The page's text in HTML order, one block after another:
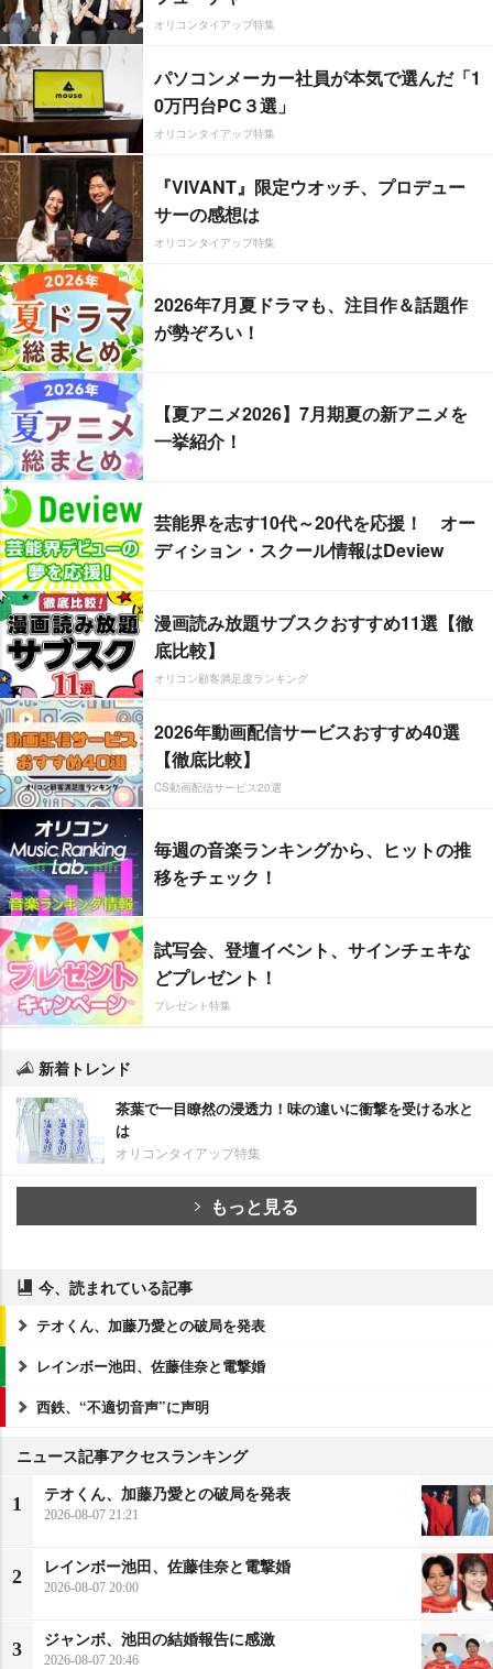
オリコンタイアップ特集
パソコンメーカー社員が本気で選んだ「1
0万円台PC３選」
オリコンタイアップ特集
『VIVANT』限定ウオッチ、プロデュー
サーの感想は
オリコンタイアップ特集
2026年7月夏ドラマも、注目作＆話題作
が勢ぞろい！
【夏アニメ2026】7月期夏の新アニメを
一挙紹介！
芸能界を志す10代～20代を応援！ オー
ディション・スクール情報はDeview
漫画読み放題サブスクおすすめ11選【徹
底比較】
オリコン顧客満足度ランキング
2026年動画配信サービスおすすめ40選
【徹底比較】
CS動画配信サービス20選
毎週の音楽ランキングから、ヒットの推
移をチェック！
試写会、登壇イベント、サインチェキな
どプレゼント！
プレゼント特集
新着トレンド
茶葉で一目瞭然の浸透力！味の違いに衝撃を受ける水と
は
オリコンタイアップ特集
もっと見る
今、読まれている記事
テオくん、加藤乃愛との破局を発表
レインボー池田、佐藤佳奈と電撃婚
西鉄、“不適切音声”に声明
ニュース記事アクセスランキング
1
テオくん、加藤乃愛との破局を発表
2026-08-07 21:21
2
レインボー池田、佐藤佳奈と電撃婚
2026-08-07 20:00
3
ジャンボ、池田の結婚報告に感激
2026-08-07 20:46